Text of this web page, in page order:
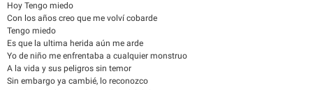
Hoy Tengo miedo
Con los años creo que me volví cobarde
Tengo miedo
Es que la ultima herida aún me arde
Yo de niño me enfrentaba a cualquier monstruo
A la vida y sus peligros sin temor
Sin embargo ya cambié, lo reconozco